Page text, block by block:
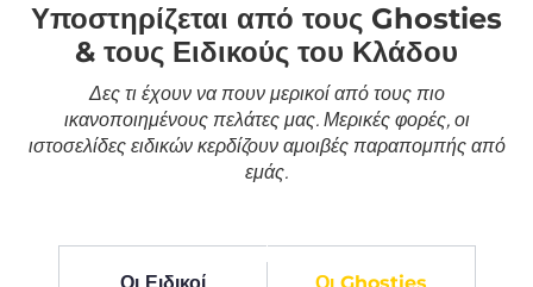
Υποστηρίζεται από τους Ghosties
& τους Ειδικούς του Κλάδου
Δες τι έχουν να πουν μερικοί από τους πιο
ικανοποιημένους πελάτες μας. Μερικές φορές, οι
ιστοσελίδες ειδικών κερδίζουν αμοιβές παραπομπής από
εμάς.